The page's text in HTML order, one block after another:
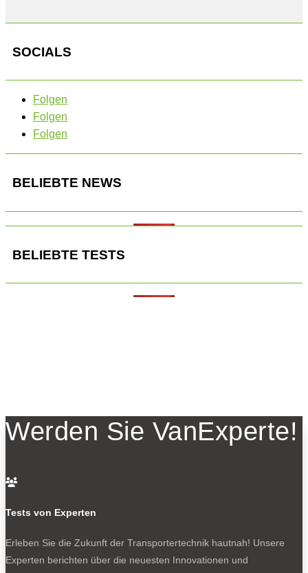
SOCIALS
Folgen
Folgen
Folgen
BELIEBTE NEWS
BELIEBTE TESTS
Werden Sie VanExperte!

Tests von Experten
Erleben Sie die Zukunft der Transportertechnik hautnah! Unsere
Experten berichten über die neuesten Innovationen und